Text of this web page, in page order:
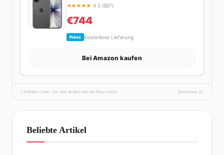
★★★★★ 4.5 (597)
€744
Prime Kostenlose Lieferung
Bei Amazon kaufen
* Affiliate-Links – für dich ändert sich am Preis nichts. fhmonline-21
Beliebte Artikel